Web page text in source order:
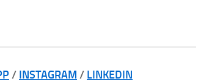
/ INSTAGRAM / LINKEDIN